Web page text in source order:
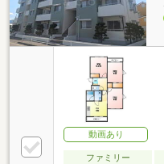
動画あり
ファミリー